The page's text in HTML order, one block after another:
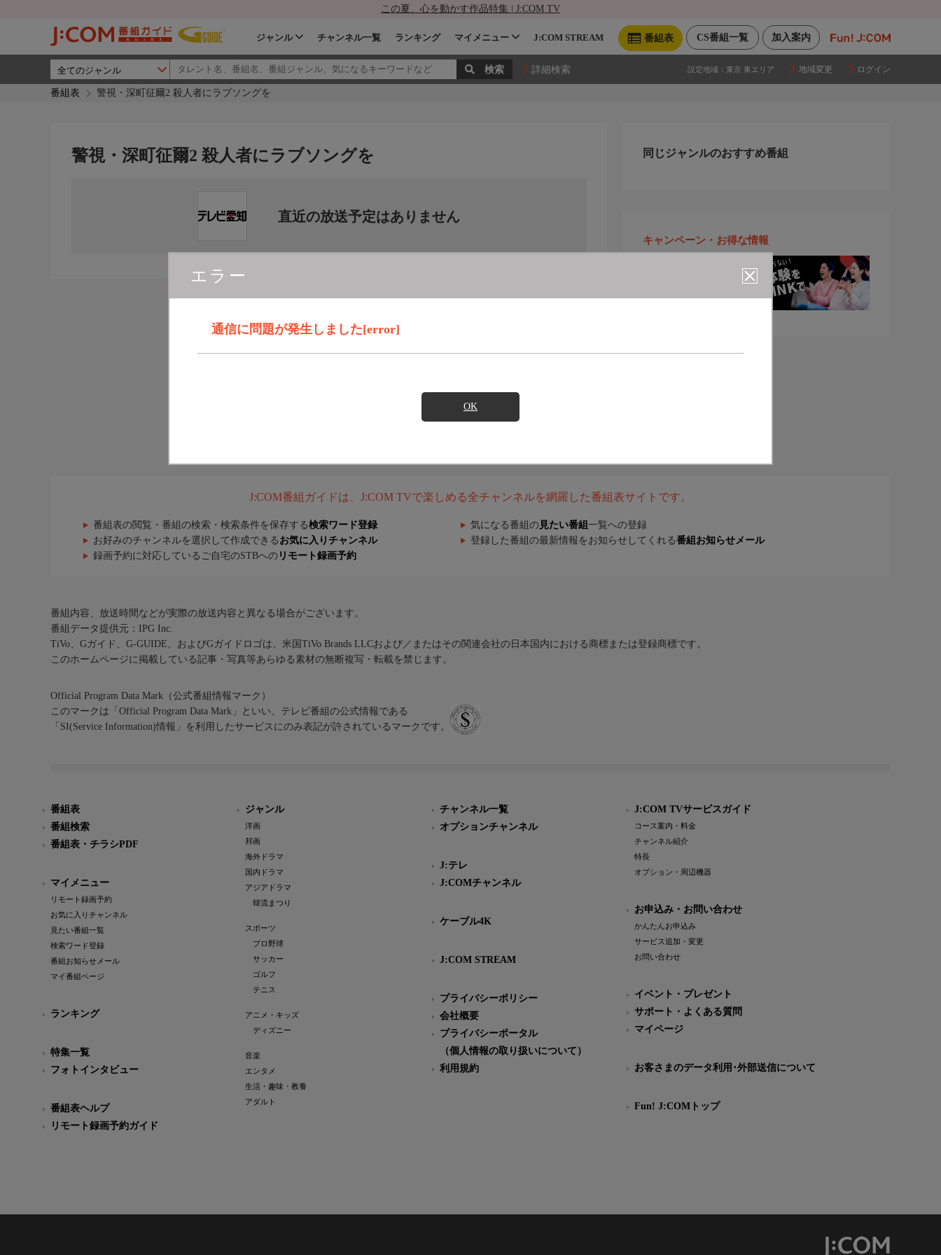
この夏、心を動かす作品特集 | J:COM TV
加入案内
CS番組一覧
番組表
ジャンル チャンネル一覧 ランキング マイメニュー J:COM STREAM
詳細検索 設定地域： 東京 東エリア 地域変更 ログイン
番組表 警視・深町征爾2 殺人者にラブソングを
エラー
通信に問題が発生しました[error]
OK
警視・深町征爾2 殺人者にラブソングを
直近の放送予定はありません
同じジャンルのおすすめ番組
キャンペーン・お得な情報
J:COM番組ガイドは、J:COM TVで楽しめる全チャンネルを網羅した番組表サイトです。
番組表の閲覧・番組の検索・検索条件を保存する検索ワード登録 気になる番組の 見たい番組 一覧への登録
お好みのチャンネルを選択して作成できる お気に入りチャンネル 登録した番組の最新情報をお知らせしてくれる番組お知らせメール
録画予約に対応しているご自宅のSTBへの リモート録画予約
番組内容、放送時間などが実際の放送内容と異なる場合がございます。
番組データ提供元：IPG Inc.
TiVo、Gガイド、G-GUIDE、およびGガイドロゴは、米国TiVo Brands LLCおよび／またはその関連会社の日本国内における商標または登録商標です。
このホームページに掲載している記事・写真等あらゆる素材の無断複写・転載を禁じます。
Official Program Data Mark（公式番組情報マーク）
このマークは「Official Program Data Mark」といい、テレビ番組の公式情報である
「SI(Service Information)情報」を利用したサービスにのみ表記が許されているマークです。
番組表
番組検索
番組表・チラシPDF
マイメニュー
リモート録画予約
お気に入りチャンネル
見たい番組一覧
検索ワード登録
番組お知らせメール
マイ番組ページ
ランキング
特集一覧
フォトインタビュー
番組表ヘルプ
リモート録画予約ガイド
ジャンル
洋画
邦画
海外ドラマ
国内ドラマ
アジアドラマ
韓流まつり
スポーツ
プロ野球
サッカー
ゴルフ
テニス
アニメ・キッズ
ディズニー
音楽
エンタメ
生活・趣味・教養
アダルト
チャンネル一覧
オプションチャンネル
J:テレ
J:COMチャンネル
ケーブル4K
J:COM STREAM
プライバシーポリシー
会社概要
プライバシーポータル
（個人情報の取り扱いについて）
利用規約
J:COM TVサービスガイド
コース案内・料金
チャンネル紹介
特長
オプション・周辺機器
お申込み・お問い合わせ
かんたんお申込み
サービス追加・変更
お問い合わせ
イベント・プレゼント
サポート・よくある質問
マイページ
お客さまのデータ利用･外部送信について
Fun! J:COMトップ